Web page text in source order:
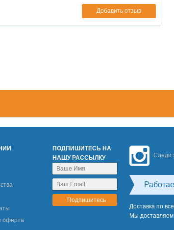
Добавить отзыв
оферта
ПОДПИШИТЕСЬ НА
НАШУ РАССЫЛКУ
Следи
Доставка по
Мы доставляем